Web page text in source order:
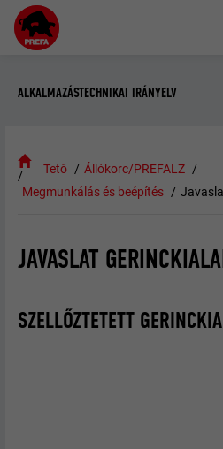
ALKALMAZÁSTECHNIKAI IRÁNYELV
Tető
Állókorc/PREFALZ
Megmunkálás és beépítés
JAVASLAT
SZELLŐZTETETT